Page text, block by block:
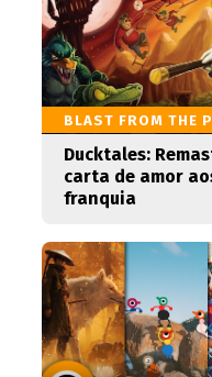
BLAST FROM THE
Ducktales:
carta de amor
franquia